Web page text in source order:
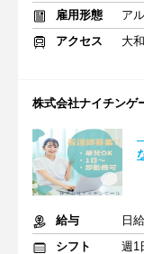
雇用形態
ア
アクセス
大
株式会社ナイチンゲ
給与
日
シフト
週1